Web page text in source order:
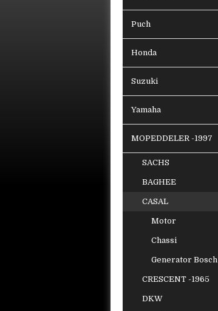
Puch
Honda
Suzuki
Yamaha
MOPEDDELER -1997
SACHS
BAGHEE
CASAL
Motor
Chassi
Generator Bosch
CRESCENT -1965
DKW